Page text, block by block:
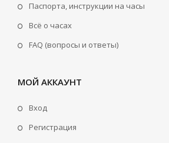
Паспорта, инструкции на часы
Всё о часах
FAQ (вопросы и ответы)
МОЙ АККАУНТ
Вход
Регистрация